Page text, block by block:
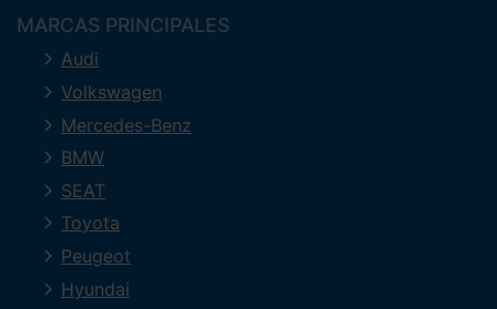
MARCAS PRINCIPALES
Audi
Volkswagen
Mercedes-Benz
BMW
SEAT
Toyota
Peugeot
Hyundai